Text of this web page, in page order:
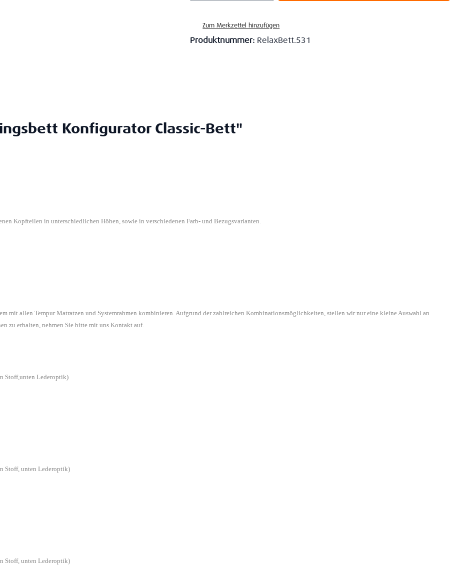
Zum Merkzettel hinzufügen
Produktnummer: RelaxBett.531
Konfigurator Classic-Bett"
Kopfteilen in unterschiedlichen Höhen, sowie in verschiedenen Farb- und Bezugsvarianten.
mit allen Tempur Matratzen und Systemrahmen kombinieren. Aufgrund der zahlreichen Kombinationsmöglichkeiten, stellen wir nur eine kleine Auswahl an
zu erhalten, nehmen Sie bitte mit uns Kontakt auf.
Stoff,unten Lederoptik)
Stoff, unten Lederoptik)
Stoff, unten Lederoptik)